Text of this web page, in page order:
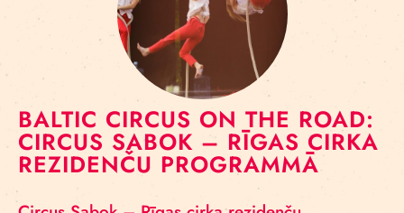
BALTIC CIRCUS ON THE ROAD:
CIRCUS SABOK – RĪGAS CIRKA
REZIDENČU PROGRAMMĀ